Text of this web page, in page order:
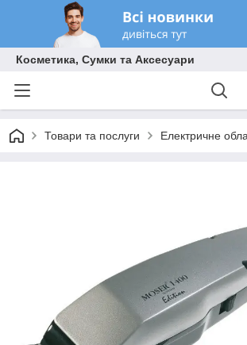
Косметика, Сумки та Аксесуари
Товари та послуги Електричне